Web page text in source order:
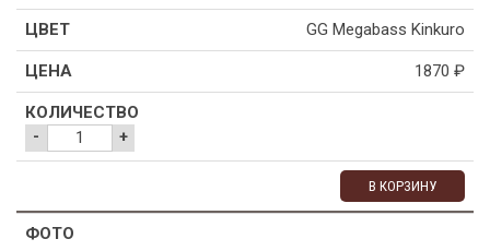
GG Megabass Kinkuro
1870 ₽
- +
В КОРЗИНУ